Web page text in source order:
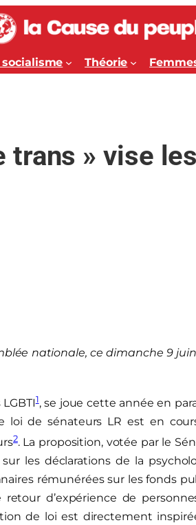
Théorie
trans » vise les
nationale, ce dimanche 9
1, se joue cette année en
loi de sénateurs LR est en
2. La proposition, votée par le
les déclarations de la
rémunérées sur les fonds
d’expérience de
de loi est directement